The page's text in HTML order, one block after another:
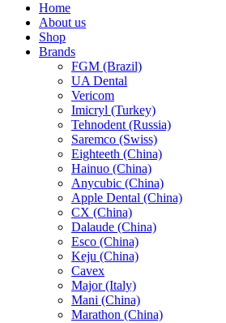
Home
About us
Shop
Brands
FGM (Brazil)
UA Dental
Vericom
Imicryl (Turkey)
Tehnodent (Russia)
Saremco (Swiss)
Eighteeth (China)
Hainuo (China)
Anycubic (China)
Apple Dental (China)
CX (China)
Dalaude (China)
Esco (China)
Keju (China)
Cavex
Major (Italy)
Mani (China)
Marathon (China)